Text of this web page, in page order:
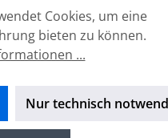
Brennerdüse
Cookies, um eine
bieten zu können.
...
Nur technisch